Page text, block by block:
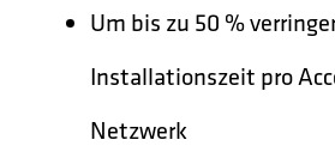
Um bis zu 50 %
Installationszeit pro
Netzwerk